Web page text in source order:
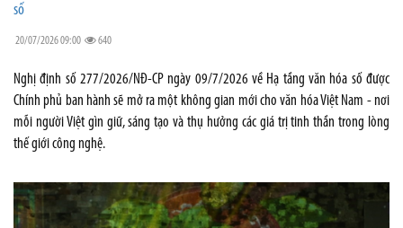
số
20/07/2026 09:00 640
Nghị định số 277/2026/NĐ-CP ngày 09/7/2026 về Hạ tầng văn hóa số được
Chính phủ ban hành sẽ mở ra một không gian mới cho văn hóa Việt Nam - nơi
mỗi người Việt gìn giữ, sáng tạo và thụ hưởng các giá trị tinh thần trong lòng
thế giới công nghệ.